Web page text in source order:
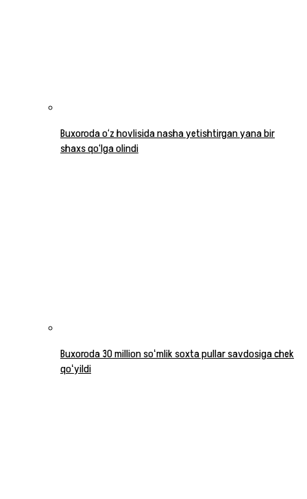
Buxoroda o‘z hovlisida nasha yetishtirgan yana bir
shaxs qo‘lga olindi
Buxoroda 30 million soʻmlik soxta pullar savdosiga chek
qoʻyildi